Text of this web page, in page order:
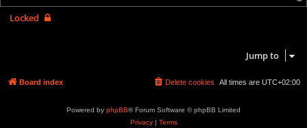
Locked
Jump to
Board index All times are UTC+02:00
Delete cookies
Powered by phpBB® Forum Software © phpBB Limited
Privacy| Terms